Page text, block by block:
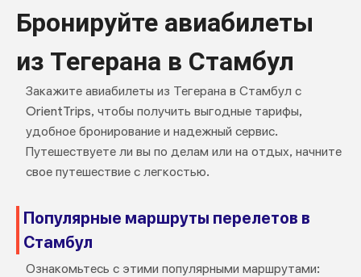
Бронируйте авиабилеты
из Тегерана в Стамбул
Закажите авиабилеты из Тегерана в Стамбул с
OrientTrips, чтобы получить выгодные тарифы,
удобное бронирование и надежный сервис.
Путешествуете ли вы по делам или на отдых, начните
свое путешествие с легкостью.
Популярные маршруты перелетов в
Стамбул
Ознакомьтесь с этими популярными маршрутами: